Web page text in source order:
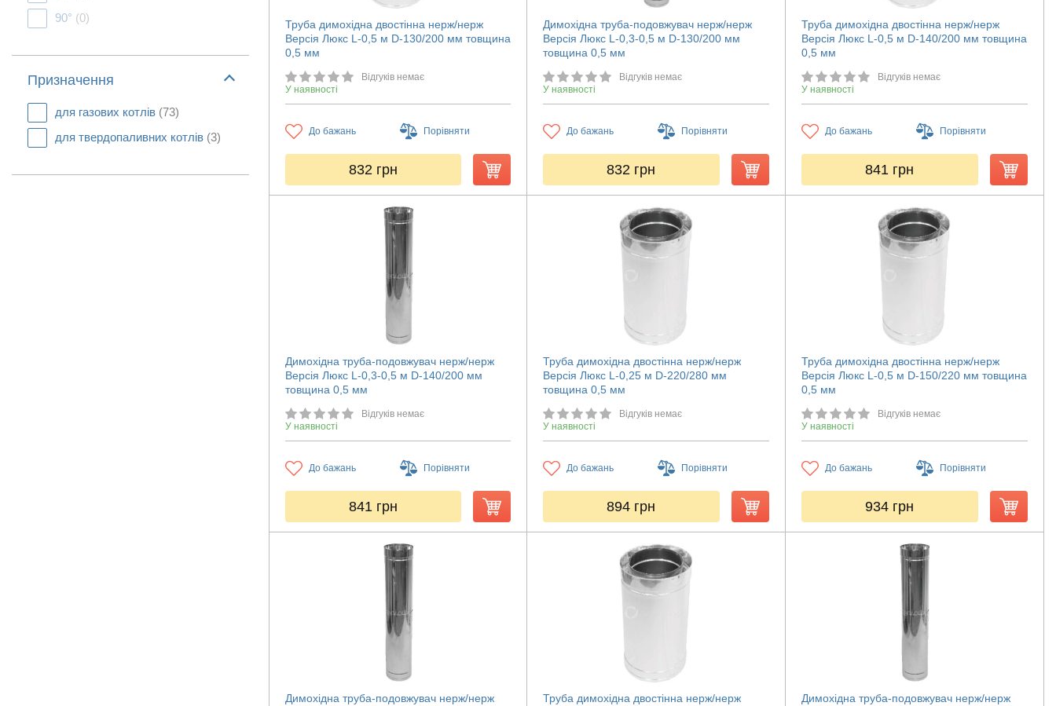
90° (0)
Призначення
для газових котлів (73)
для твердопаливних котлів (3)
Труба димохідна двостінна нерж/нерж
Версія Люкс L-0,5 м D-130/200 мм товщина
0,5 мм
Відгуків немає
У наявності
До бажань Порівняти
832 грн
Димохідна труба-подовжувач нерж/нерж
Версія Люкс L-0,3-0,5 м D-130/200 мм
товщина 0,5 мм
Відгуків немає
У наявності
До бажань Порівняти
832 грн
Труба димохідна двостінна нерж/нерж
Версія Люкс L-0,5 м D-140/200 мм товщина
0,5 мм
Відгуків немає
У наявності
До бажань Порівняти
841 грн
Димохідна труба-подовжувач нерж/нерж
Версія Люкс L-0,3-0,5 м D-140/200 мм
товщина 0,5 мм
Відгуків немає
У наявності
До бажань Порівняти
841 грн
Труба димохідна двостінна нерж/нерж
Версія Люкс L-0,25 м D-220/280 мм
товщина 0,5 мм
Відгуків немає
У наявності
До бажань Порівняти
894 грн
Труба димохідна двостінна нерж/нерж
Версія Люкс L-0,5 м D-150/220 мм товщина
0,5 мм
Відгуків немає
У наявності
До бажань Порівняти
934 грн
Димохідна труба-подовжувач нерж/нерж
Труба димохідна двостінна нерж/нерж
Димохідна труба-подовжувач нерж/нерж